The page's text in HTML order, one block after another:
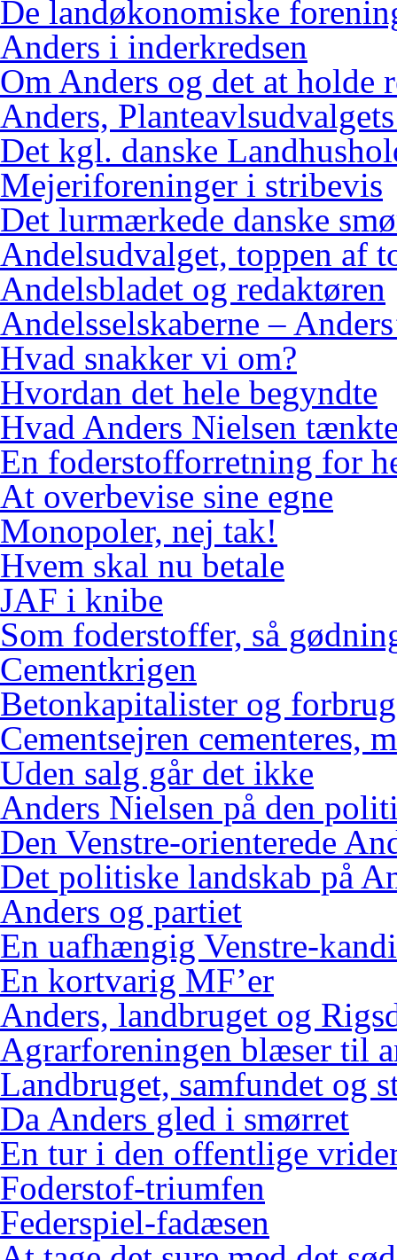
De landøkonomiske
Anders i inderkredsen
Om Anders og det at holde
Anders,
Det kgl. danske
Mejeriforeninger i stribevis
Det lurmærkede danske
Andelsudvalget, toppen af
Andelsbladet og redaktøren
Andelsselskaberne –
Hvad snakker vi om?
Hvordan det hele begyndte
Hvad Anders Nielsen
En foderstofforretning for
At overbevise sine egne
Monopoler, nej tak!
Hvem skal nu betale
JAF i knibe
Som foderstoffer, så
Cementkrigen
Betonkapitalister og
Cementsejren cementeres,
Uden salg går det ikke
Anders Nielsen på den
Den Venstre-orienterede
Det politiske landskab på
Anders og partiet
En uafhængig Venstre-
En kortvarig MF’er
Anders, landbruget og
Agrarforeningen blæser til
Landbruget, samfundet og
Da Anders gled i smørret
En tur i den offentlige
Foderstof-triumfen
Federspiel-fadæsen